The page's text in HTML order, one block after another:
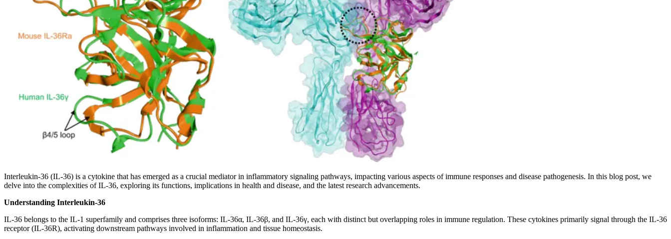
Interleukin-36 (IL-36) is a cytokine that has emerged as a crucial mediator in inflammatory signaling pathways, impacting various aspects of immune responses and disease pathogenesis. In this blog post, we
delve into the complexities of IL-36, exploring its functions, implications in health and disease, and the latest research advancements.
Understanding Interleukin-36
IL-36 belongs to the IL-1 superfamily and comprises three isoforms: IL-36α, IL-36β, and IL-36γ, each with distinct but overlapping roles in immune regulation. These cytokines primarily signal through the IL-36
receptor (IL-36R), activating downstream pathways involved in inflammation and tissue homeostasis.